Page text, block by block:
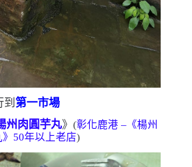
到 第一市場
州肉圓芋丸》 (彰化鹿港–《楊州
》50年以上老店)